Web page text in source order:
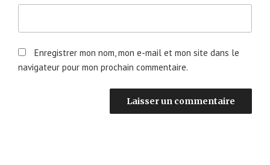
Enregistrer mon nom, mon e-mail et mon site dans le
navigateur pour mon prochain commentaire.